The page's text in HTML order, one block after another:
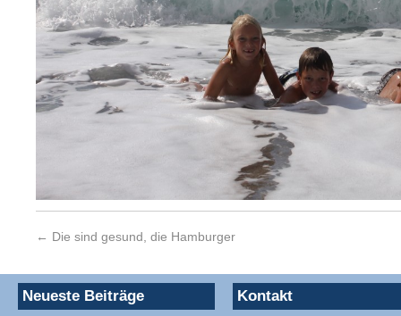
← Die sind gesund, die Hamburger
Neueste Beiträge Kontakt